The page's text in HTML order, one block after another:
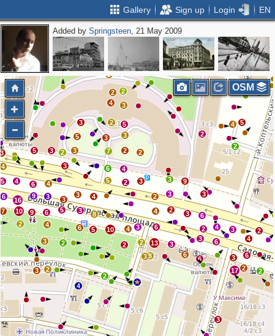
Gallery Sign up Login EN
Added bySpringsteen, 21 May 2009
2
2
4 5
2
2
4
2
3
2
5
3
2
4
2
6
3
2
4
3
5
3
7
3
3
5
5
3 2 3
4
6
9
16
4
5
4
3
7
6
10
2
4
6
9
3
3
5
6
3 8
5
2
3
2
38
13 3
2
3
4
2
10
4
2
3
9
3
2 3
3
6
6
6
6
6
3
2 4
3
4
2
6
2
17
3
4
3 2
3
2
OSM